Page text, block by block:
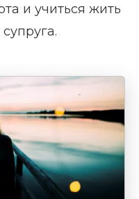
и учиться жить